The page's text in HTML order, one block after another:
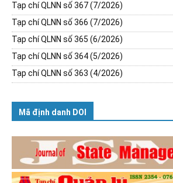
Tạp chí QLNN số 367 (7/2026)
Tạp chí QLNN số 366 (7/2026)
Tạp chí QLNN số 365 (6/2026)
Tạp chí QLNN số 364 (5/2026)
Tạp chí QLNN số 363 (4/2026)
Mã định danh DOI